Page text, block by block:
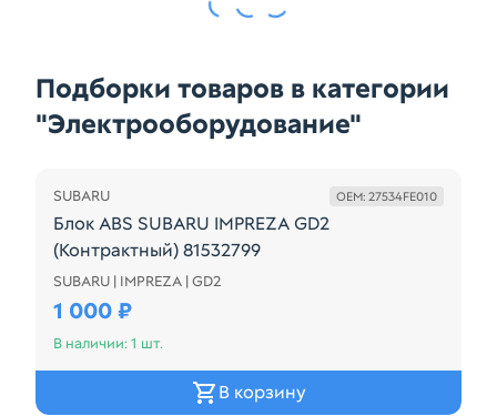
Подборки товаров в категории
"Электрооборудование"
SUBARU OEM: 27534FE010
Блок ABS SUBARU IMPREZA GD2
(Контрактный) 81532799
27534FE010
SUBARU | IMPREZA | GD2
1 000 ₽
В наличии: 1 шт.
В корзину